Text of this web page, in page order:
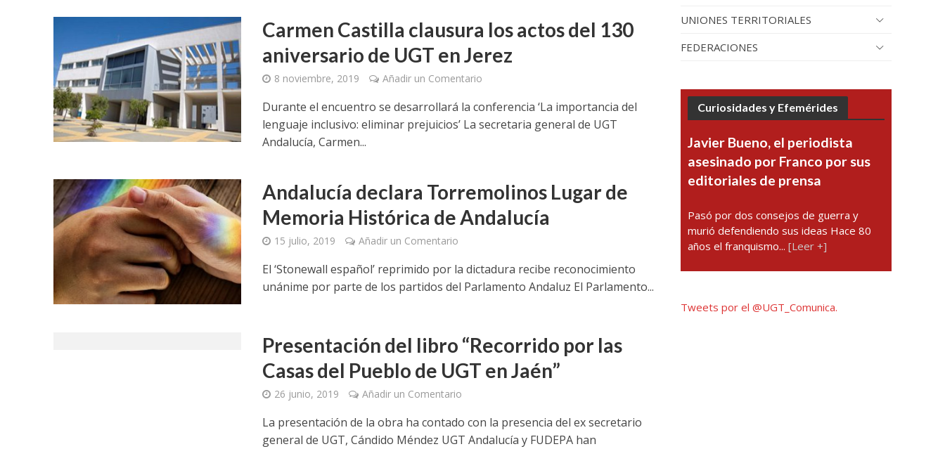
Carmen Castilla clausura los actos del 130
aniversario de UGT en Jerez
8 noviembre, 2019 Añadir un Comentario
Durante el encuentro se desarrollará la conferencia ‘La importancia del
lenguaje inclusivo: eliminar prejuicios’ La secretaria general de UGT
Andalucía, Carmen...
Andalucía declara Torremolinos Lugar de
Memoria Histórica de Andalucía
15 julio, 2019 Añadir un Comentario
El ‘Stonewall español’ reprimido por la dictadura recibe reconocimiento
unánime por parte de los partidos del Parlamento Andaluz El Parlamento...
Presentación del libro “Recorrido por las
Casas del Pueblo de UGT en Jaén”
26 junio, 2019 Añadir un Comentario
La presentación de la obra ha contado con la presencia del ex secretario
general de UGT, Cándido Méndez UGT Andalucía y FUDEPA han
UNIONES TERRITORIALES
FEDERACIONES
Curiosidades y Efemérides
Javier Bueno, el periodista
asesinado por Franco por sus
editoriales de prensa
Pasó por dos consejos de guerra y
murió defendiendo sus ideas Hace 80
años el franquismo...[Leer +]
Tweets por el @UGT_Comunica.